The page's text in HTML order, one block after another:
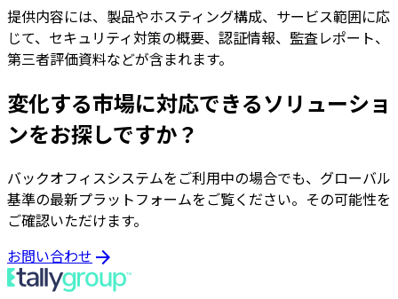
提供内容には、製品やホスティング構成、サービス範囲に応
じて、セキュリティ対策の概要、認証情報、監査レポート、
第三者評価資料などが含まれます。
変化する市場に対応できるソリューショ
ンをお探しですか？
バックオフィスシステムをご利用中の場合でも、グローバル
基準の最新プラットフォームをご覧ください。その可能性を
ご確認いただけます。
お問い合わせ arrow_forward